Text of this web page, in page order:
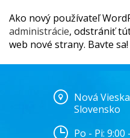
Ako nový používateľ
administrácie, odstrániť
web nové strany. Bavte sa!
Nová Vieska
Slovensko
Po - Pi: 9:00